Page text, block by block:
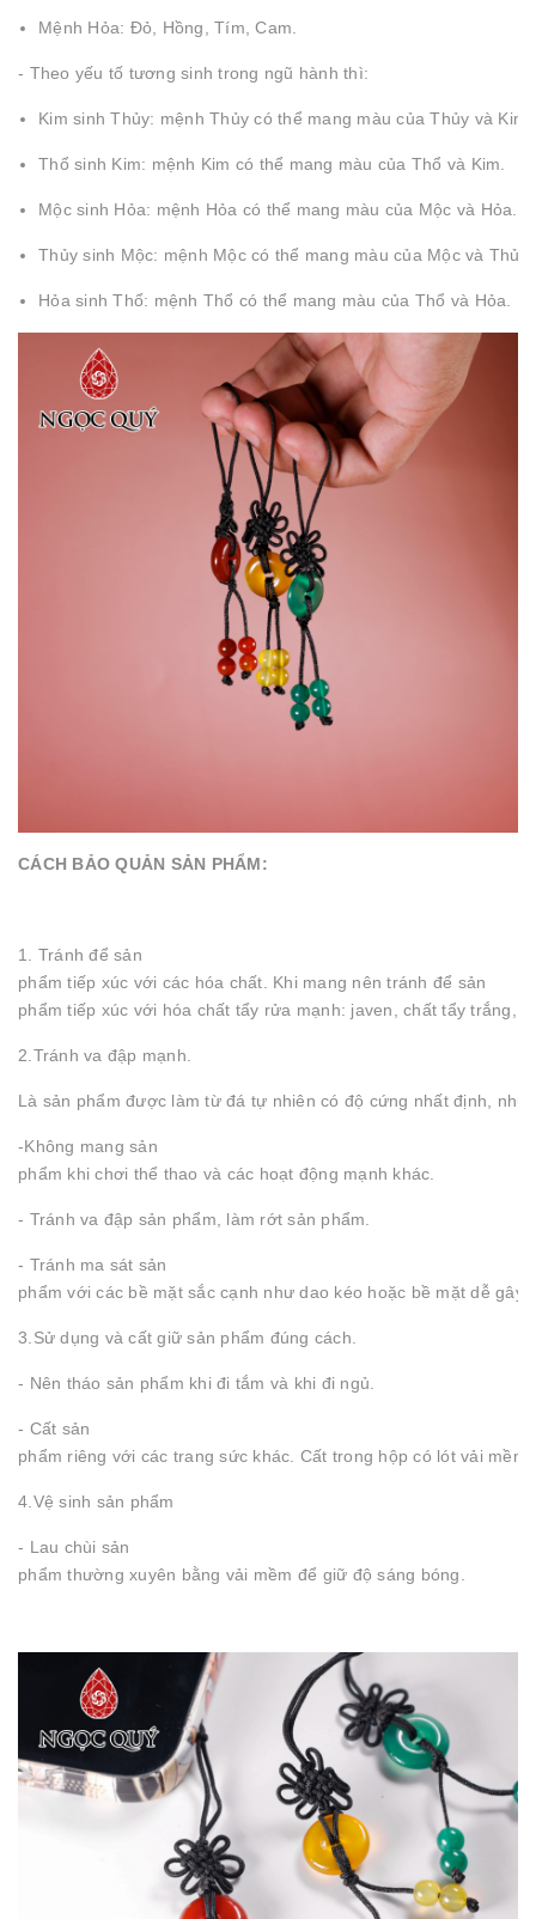
Mệnh Hỏa: Đỏ, Hồng, Tím, Cam.
- Theo yếu tố tương sinh trong ngũ hành thì:
Kim sinh Thủy: mệnh Thủy có thể mang màu của Thủy và Kim.
Thổ sinh Kim: mệnh Kim có thể mang màu của Thổ và Kim.
Mộc sinh Hỏa: mệnh Hỏa có thể mang màu của Mộc và Hỏa.
Thủy sinh Mộc: mệnh Mộc có thể mang màu của Mộc và Thủy.
Hỏa sinh Thổ: mệnh Thổ có thể mang màu của Thổ và Hỏa.
CÁCH BẢO QUẢN SẢN PHẨM:
1. Tránh để sản
phẩm tiếp xúc với các hóa chất. Khi mang nên tránh để sản
phẩm tiếp xúc với hóa chất tẩy rửa mạnh: javen, chất tẩy trắng,
2.Tránh va đập mạnh.
Là sản phẩm được làm từ đá tự nhiên có độ cứng nhất định,
-Không mang sản
phẩm khi chơi thể thao và các hoạt động mạnh khác.
- Tránh va đập sản phẩm, làm rớt sản phẩm.
- Tránh ma sát sản
phẩm với các bề mặt sắc cạnh như dao kéo hoặc bề mặt dễ
3.Sử dụng và cất giữ sản phẩm đúng cách.
- Nên tháo sản phẩm khi đi tắm và khi đi ngủ.
- Cất sản
phẩm riêng với các trang sức khác. Cất trong hộp có lót vải
4.Vệ sinh sản phẩm
- Lau chùi sản
phẩm thường xuyên bằng vải mềm để giữ độ sáng bóng.